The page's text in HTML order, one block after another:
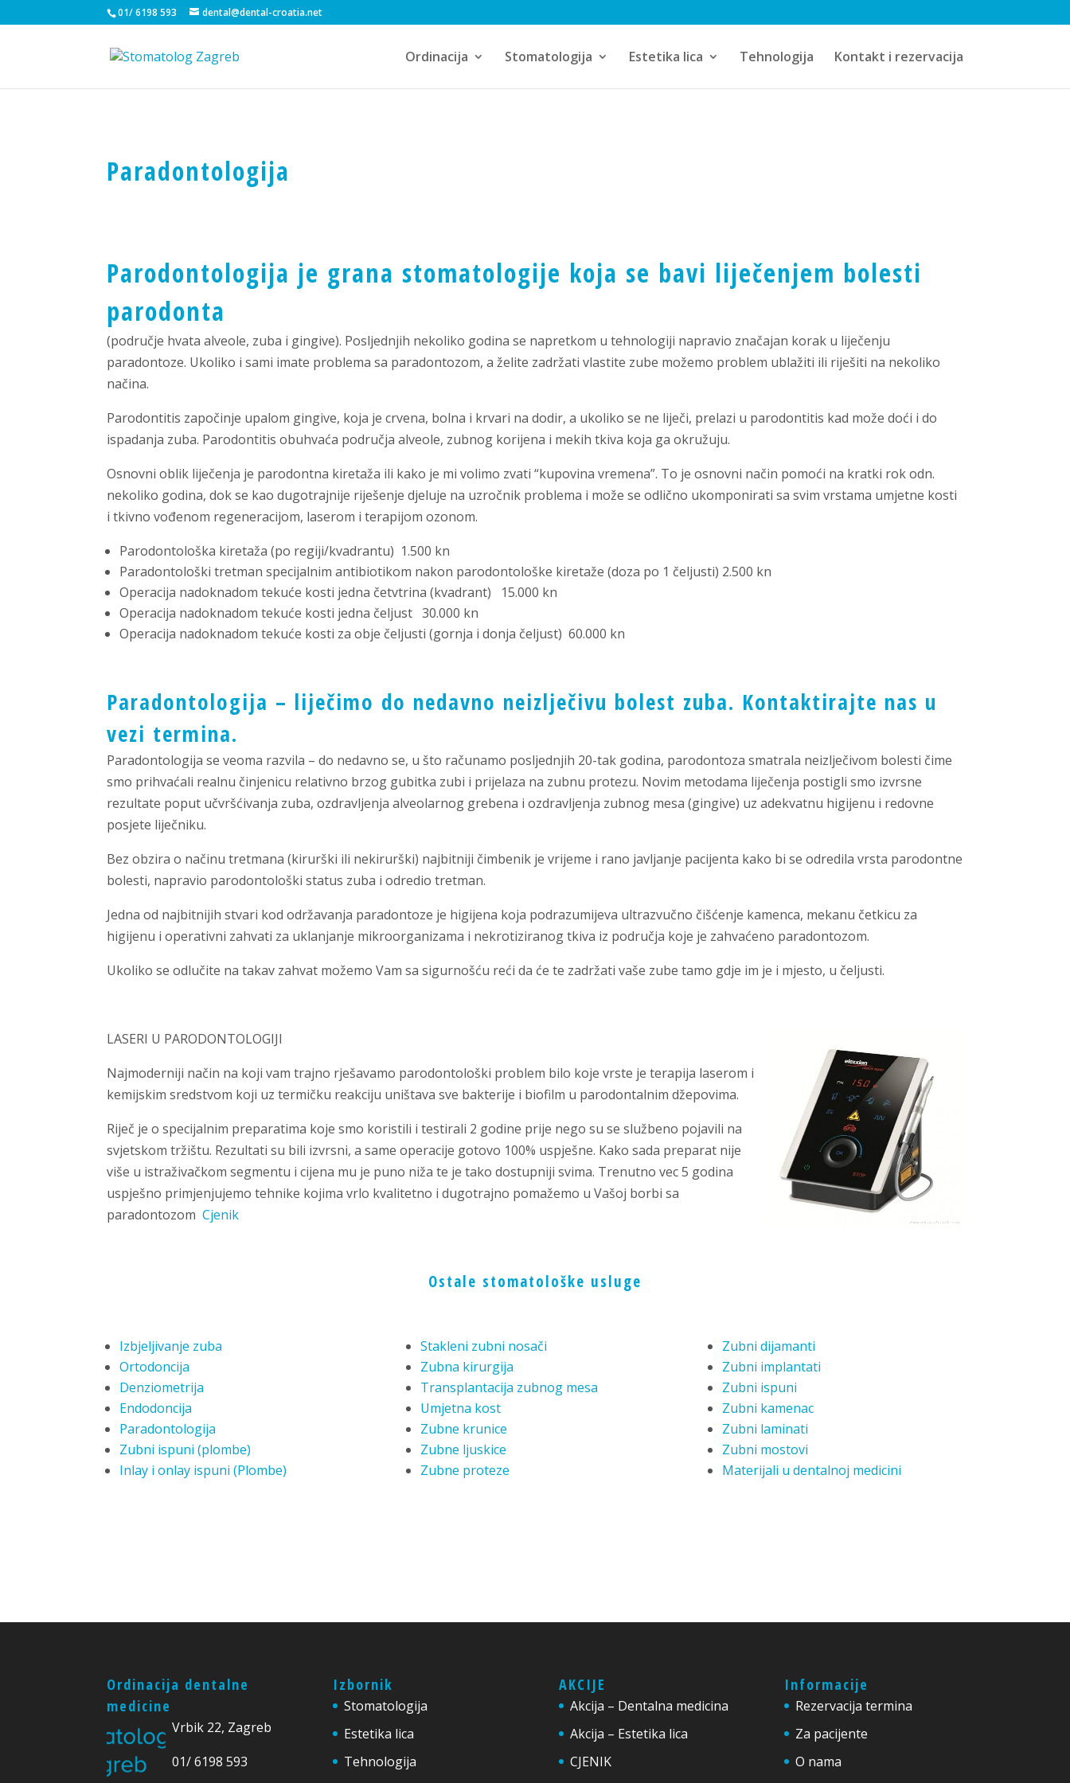
01/ 6198 593 dental@dental-croatia.net
Ordinacija Stomatologija Estetika lica Tehnologija Kontakt i rezervacija
Paradontologija
Parodontologija je grana stomatologije koja se bavi liječenjem bolesti
parodonta
(područje hvata alveole, zuba i gingive). Posljednjih nekoliko godina se napretkom u tehnologiji napravio značajan korak u liječenju
paradontoze. Ukoliko i sami imate problema sa paradontozom, a želite zadržati vlastite zube možemo problem ublažiti ili riješiti na nekoliko
načina.
Parodontitis započinje upalom gingive, koja je crvena, bolna i krvari na dodir, a ukoliko se ne liječi, prelazi u parodontitis kad može doći i do
ispadanja zuba. Parodontitis obuhvaća područja alveole, zubnog korijena i mekih tkiva koja ga okružuju.
Osnovni oblik liječenja je parodontna kiretaža ili kako je mi volimo zvati “kupovina vremena”. To je osnovni način pomoći na kratki rok odn.
nekoliko godina, dok se kao dugotrajnije riješenje djeluje na uzročnik problema i može se odlično ukomponirati sa svim vrstama umjetne kosti
i tkivno vođenom regeneracijom, laserom i terapijom ozonom.
Parodontološka kiretaža (po regiji/kvadrantu) 1.500 kn
Paradontološki tretman specijalnim antibiotikom nakon parodontološke kiretaže (doza po 1 čeljusti) 2.500 kn
Operacija nadoknadom tekuće kosti jedna četvtrina (kvadrant) 15.000 kn
Operacija nadoknadom tekuće kosti jedna čeljust 30.000 kn
Operacija nadoknadom tekuće kosti za obje čeljusti (gornja i donja čeljust) 60.000 kn
Paradontologija – liječimo do nedavno neizlječivu bolest zuba. Kontaktirajte nas u
vezi termina.
Paradontologija se veoma razvila – do nedavno se, u što računamo posljednjih 20-tak godina, parodontoza smatrala neizlječivom bolesti čime
smo prihvaćali realnu činjenicu relativno brzog gubitka zubi i prijelaza na zubnu protezu. Novim metodama liječenja postigli smo izvrsne
rezultate poput učvršćivanja zuba, ozdravljenja alveolarnog grebena i ozdravljenja zubnog mesa (gingive) uz adekvatnu higijenu i redovne
posjete liječniku.
Bez obzira o načinu tretmana (kirurški ili nekirurški) najbitniji čimbenik je vrijeme i rano javljanje pacijenta kako bi se odredila vrsta parodontne
bolesti, napravio parodontološki status zuba i odredio tretman.
Jedna od najbitnijih stvari kod održavanja paradontoze je higijena koja podrazumijeva ultrazvučno čišćenje kamenca, mekanu četkicu za
higijenu i operativni zahvati za uklanjanje mikroorganizama i nekrotiziranog tkiva iz područja koje je zahvaćeno paradontozom.
Ukoliko se odlučite na takav zahvat možemo Vam sa sigurnošću reći da će te zadržati vaše zube tamo gdje im je i mjesto, u čeljusti.
LASERI U PARODONTOLOGIJI
Najmoderniji način na koji vam trajno rješavamo parodontološki problem bilo koje vrste je terapija laserom i
kemijskim sredstvom koji uz termičku reakciju uništava sve bakterije i biofilm u parodontalnim džepovima.
Riječ je o specijalnim preparatima koje smo koristili i testirali 2 godine prije nego su se službeno pojavili na
svjetskom tržištu. Rezultati su bili izvrsni, a same operacije gotovo 100% uspješne. Kako sada preparat nije
više u istraživačkom segmentu i cijena mu je puno niža te je tako dostupniji svima. Trenutno vec 5 godina
uspješno primjenjujemo tehnike kojima vrlo kvalitetno i dugotrajno pomažemo u Vašoj borbi sa
paradontozomCjenik
Ostale stomatološke usluge
Izbjeljivanje zuba
Ortodoncija
Denziometrija
Endodoncija
Paradontologija
Zubni ispuni (plombe)
Inlay i onlay ispuni (Plombe)
Stakleni zubni nosači
Zubna kirurgija
Transplantacija zubnog mesa
Umjetna kost
Zubne krunice
Zubne ljuskice
Zubne proteze
Zubni dijamanti
Zubni implantati
Zubni ispuni
Zubni kamenac
Zubni laminati
Zubni mostovi
Materijali u dentalnoj medicini
Ordinacija dentalne
medicine
Vrbik 22, Zagreb
01/ 6198 593
Izbornik
Stomatologija
Estetika lica
Tehnologija
AKCIJE
Akcija – Dentalna medicina
Akcija – Estetika lica
CJENIK
Informacije
Rezervacija termina
Za pacijente
O nama